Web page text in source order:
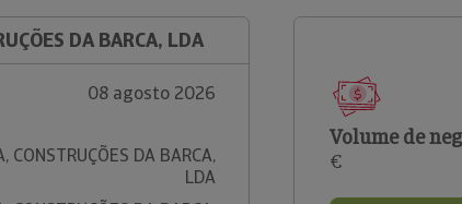
DA BARCA, LDA
08 agosto 2026
CONSTRUÇÕES DA BARCA,
LDA
Volume de
€